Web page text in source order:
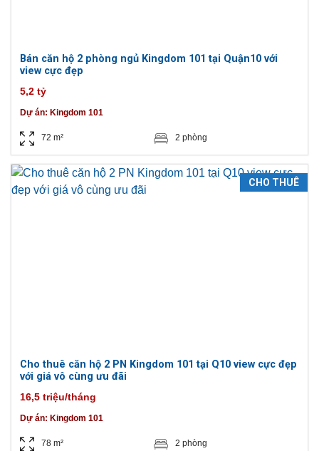
Bán căn hộ 2 phòng ngủ Kingdom 101 tại Quận10 với
view cực đẹp
5,2 tỷ
Dự án: Kingdom 101
72 m² 2 phòng
CHO THUÊ
Cho thuê căn hộ 2 PN Kingdom 101 tại Q10 view cực đẹp
với giá vô cùng ưu đãi
16,5 triệu/tháng
Dự án: Kingdom 101
78 m² 2 phòng